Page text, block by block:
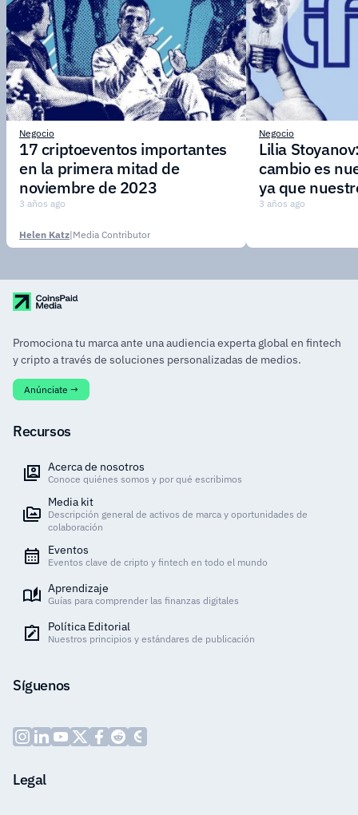
Negocio
17 criptoeventos importantes
en la primera mitad de
noviembre de 2023
3 años ago
Helen Katz|Media Contributor
Negocio
Lilia
cambio es
ya que
adaptarse
demandas
3 años ago
Promociona tu marca ante una audiencia experta global en fintech
y cripto a través de soluciones personalizadas de medios.
Anúnciate →
Recursos
Acerca de nosotros
Conoce quiénes somos y por qué escribimos
Media kit
Descripción general de activos de marca y oportunidades de
colaboración
Eventos
Eventos clave de cripto y fintech en todo el mundo
Aprendizaje
Guías para comprender las finanzas digitales
Política Editorial
Nuestros principios y estándares de publicación
Síguenos
Legal